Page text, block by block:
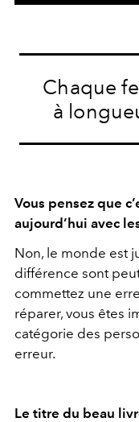
Chaque
à
Vous pensez que
aujourd’hui avec
Non, le monde est
différence sont
commettez une
réparer, vous êtes
catégorie des
erreur.
Le titre du beau